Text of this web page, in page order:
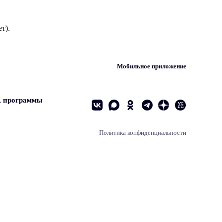
Мобильное приложение
программы
Политика конфиденциальности